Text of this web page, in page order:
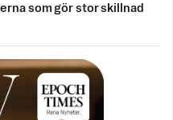
som gör stor skillnad